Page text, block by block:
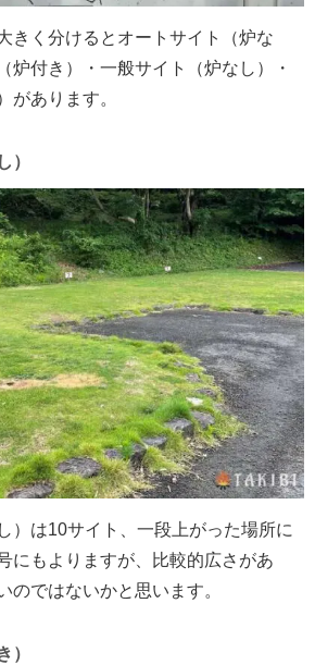
きく分けるとオートサイト（炉な
炉付き）・一般サイト（炉なし）・
があります。
）
）は10サイト、一段上がった場所に
にもよりますが、比較的広さがあ
のではないかと思います。
）